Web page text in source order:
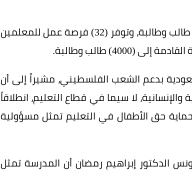
وأكد أن المدرسة ستستقبل في مرحلتها الأولى (1000) طالب وطالبة، وتوفر (32) فرصة عمل للمعلمين
طالب وطالبة.
بدعم الشعب الفلسطيني، مشيراً إلى أن
لا سيما في قطاع التعليم، انطلاقاً
حماية حق الأطفال في التعليم تمثل مسؤولية
الدكتور إبراهيم رمضان أن المدرسة تمثل